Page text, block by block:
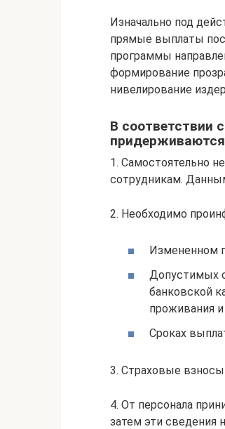
Изначально под
прямые выплаты
программы
формирование
нивелирование
В соответствии
1. Самостоятельно
сотрудникам.
2. Необходимо
Измененном
Допустимых
банковской
проживания
Сроках
3. Страховые
4. От персонала
затем эти сведения